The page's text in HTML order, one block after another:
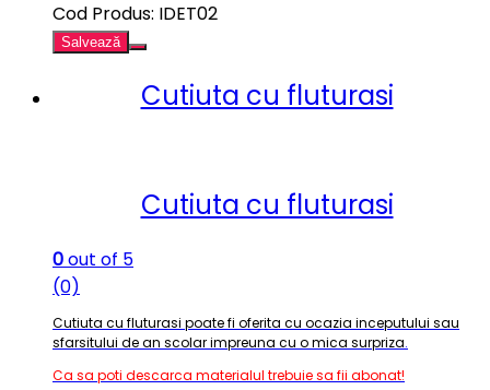
Cod Produs: IDET02
Salvează
Cutiuta cu fluturasi
Cutiuta cu fluturasi
0out of 5
(0)
Cutiuta cu fluturasi poate fi oferita cu ocazia inceputului sau
sfarsitului de an scolar impreuna cu o mica surpriza.
Ca sa poti descarca materialul trebuie sa fii abonat!